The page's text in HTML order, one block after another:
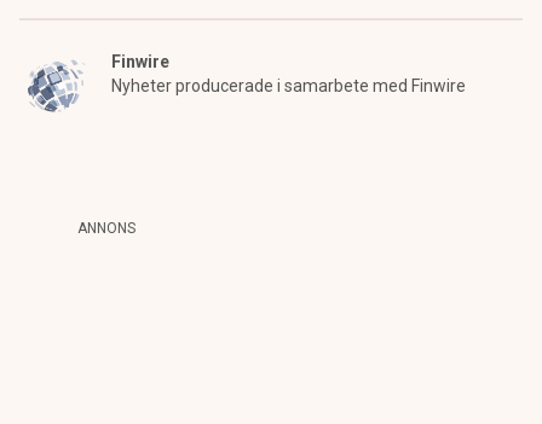
Finwire
Nyheter producerade i samarbete med Finwire
ANNONS